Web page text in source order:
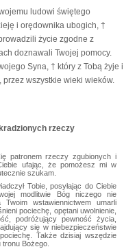
ludowi świętego
i orędownika ubogich, †
życie zgodne z
doznawali Twojej pomocy.
Syna, † który z Tobą żyje i
wszystkie wieki wieków.
rzeczy
patronem rzeczy zgubionych i
ufając, że pomożesz mi w
szukam.
Tobie, posyłając do Ciebie
modlitwie Bóg niczego nie
wstawiennictwem umarli
pociechę, opętani uwolnienie,
podróżujący pewność życia,
się w niebezpieczeństwie
Także dzisiaj wszędzie
Bożego.